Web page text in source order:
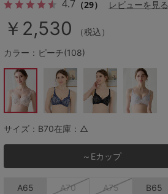
その他から探す
お気に入り
新着アイテム
ランキング
高評価レビューアイテム
4.7 （29） レビューを見る
￥2,530
（税込）
カラー：ピーチ(108)
サイズ：B70在庫：△
～Eカップ
A65 A70 A75 B65